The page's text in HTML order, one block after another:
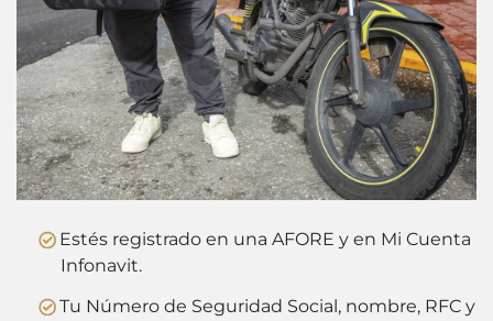
Estés registrado en una AFORE y en Mi Cuenta
Infonavit.
Tu Número de Seguridad Social, nombre, RFC y